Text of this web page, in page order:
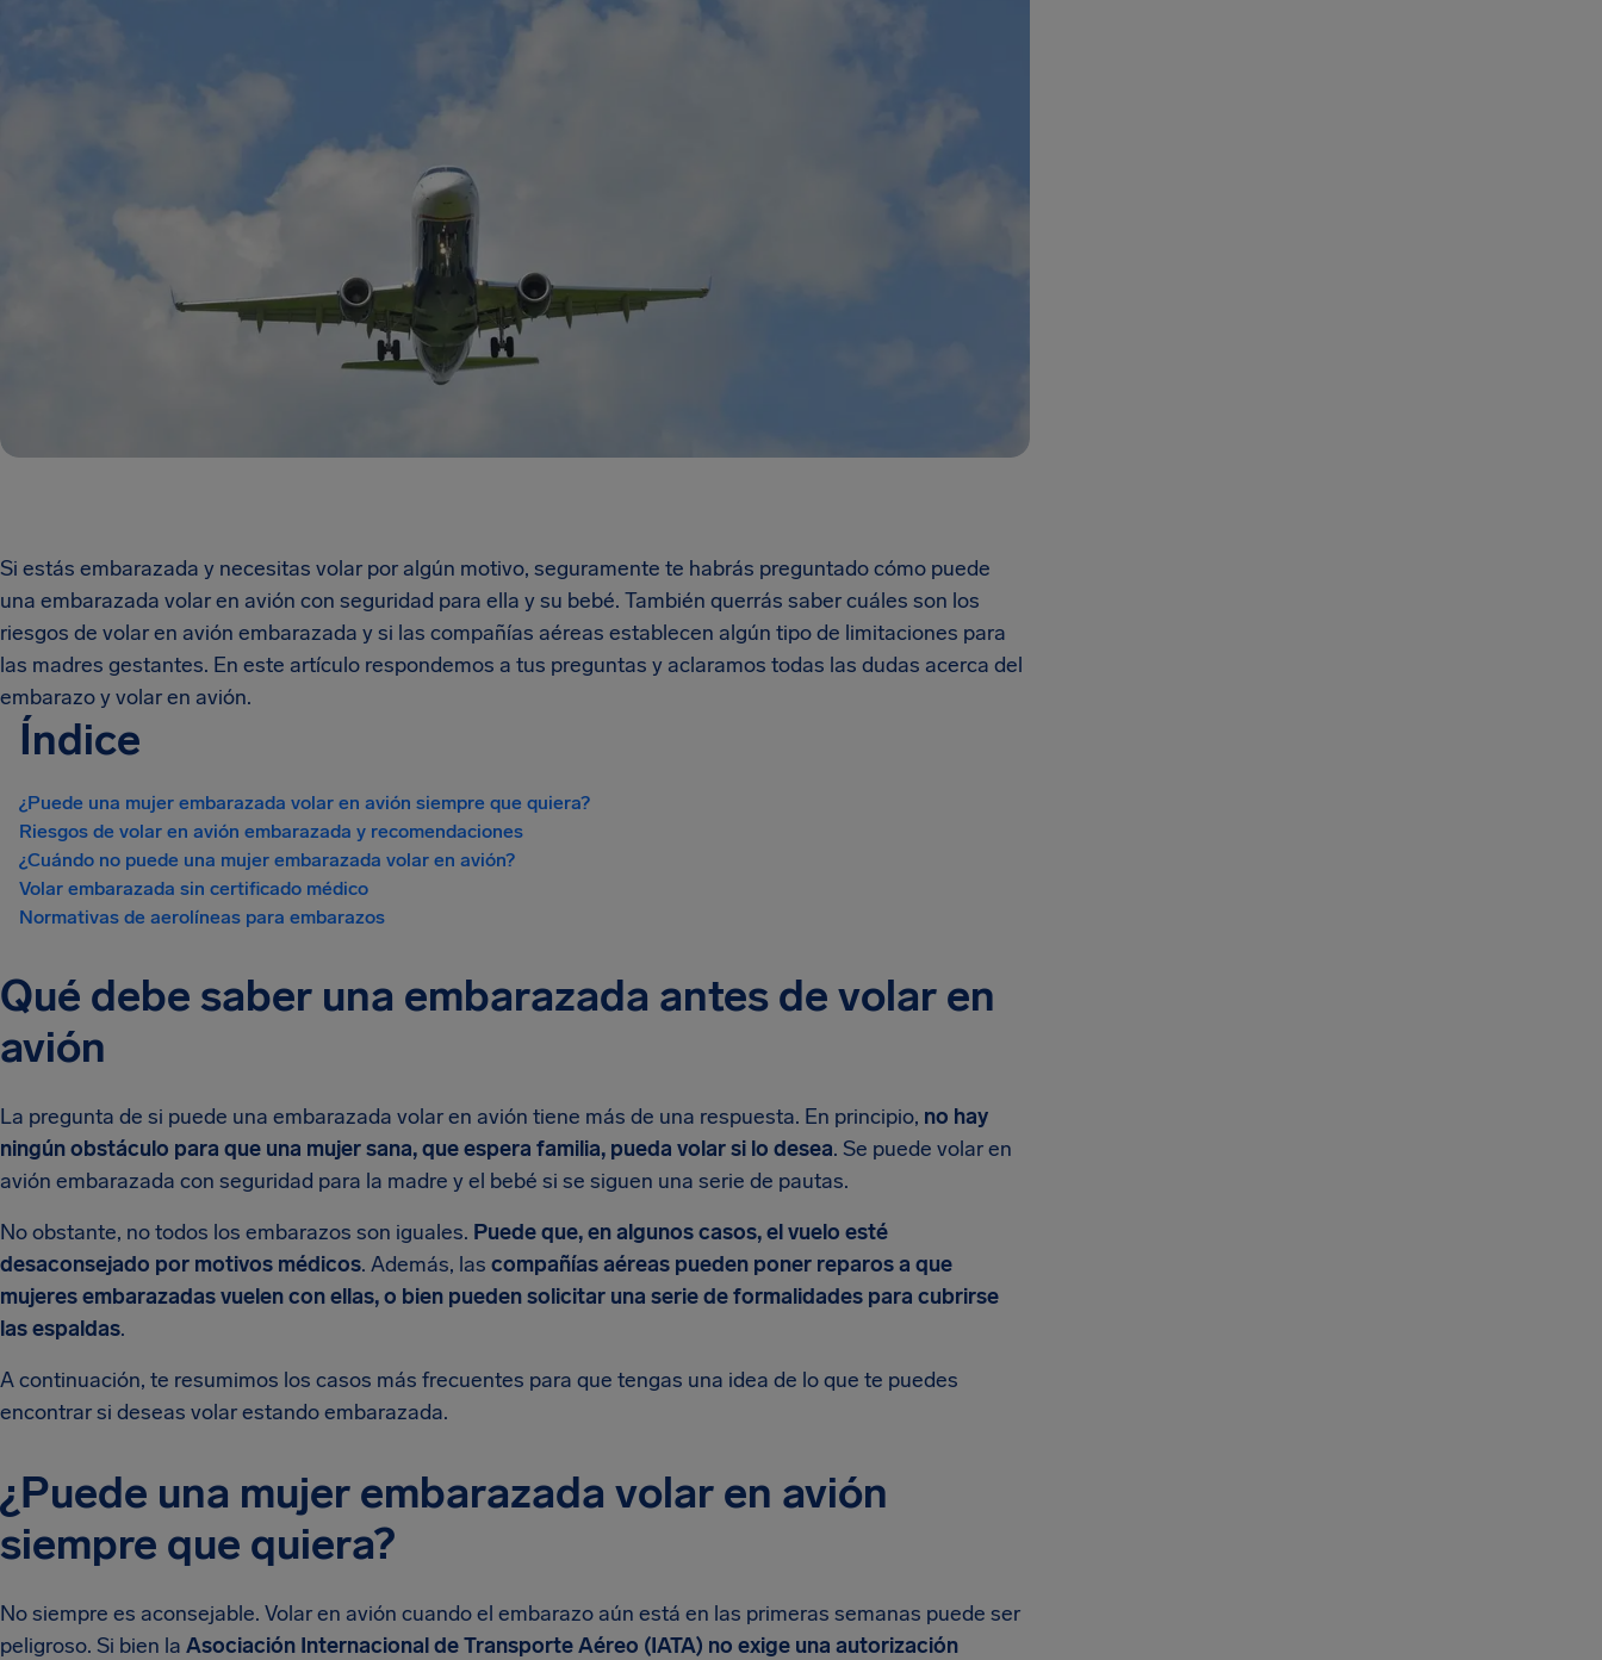
Si estás embarazada y necesitas volar por algún motivo, seguramente te habrás preguntado cómo puede
una embarazada volar en avión con seguridad para ella y su bebé. También querrás saber cuáles son los
riesgos de volar en avión embarazada y si las compañías aéreas establecen algún tipo de limitaciones para
las madres gestantes. En este artículo respondemos a tus preguntas y aclaramos todas las dudas acerca del
embarazo y volar en avión.
Índice
¿Puede una mujer embarazada volar en avión siempre que quiera?
Riesgos de volar en avión embarazada y recomendaciones
¿Cuándo no puede una mujer embarazada volar en avión?
Volar embarazada sin certificado médico
Normativas de aerolíneas para embarazos
Qué debe saber una embarazada antes de volar en
avión
La pregunta de si puede una embarazada volar en avión tiene más de una respuesta. En principio, no hay
ningún obstáculo para que una mujer sana, que espera familia, pueda volar si lo desea. Se puede volar en
avión embarazada con seguridad para la madre y el bebé si se siguen una serie de pautas.
No obstante, no todos los embarazos son iguales. Puede que, en algunos casos, el vuelo esté
desaconsejado por motivos médicos. Además, las compañías aéreas pueden poner reparos a que
mujeres embarazadas vuelen con ellas, o bien pueden solicitar una serie de formalidades para cubrirse
las espaldas.
A continuación, te resumimos los casos más frecuentes para que tengas una idea de lo que te puedes
encontrar si deseas volar estando embarazada.
¿Puede una mujer embarazada volar en avión
siempre que quiera?
No siempre es aconsejable. Volar en avión cuando el embarazo aún está en las primeras semanas puede ser
peligroso. Si bien la Asociación Internacional de Transporte Aéreo (IATA) no exige una autorización